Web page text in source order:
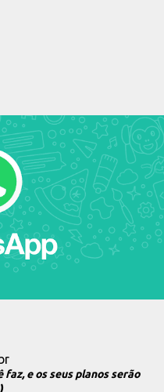
faz, e os seus planos serão